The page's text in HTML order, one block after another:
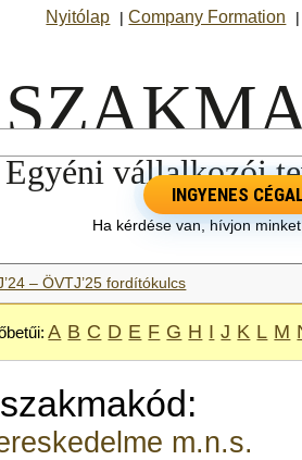
Nyitólap |Company Formation
INGYENES
Ha kérdése van, hívjon
– ÖVTJ’25 fordítókulcs
A B C D E F G H I J K L M
m.n.s.